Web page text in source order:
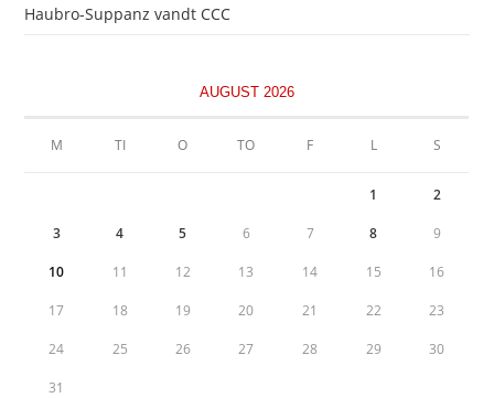
Haubro-Suppanz vandt CCC
AUGUST 2026
M TI O TO F L S
1 2
3 4 5 6 7 8 9
10 11 12 13 14 15 16
17 18 19 20 21 22 23
24 25 26 27 28 29 30
31